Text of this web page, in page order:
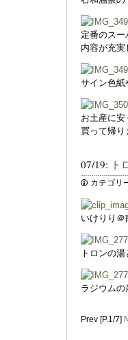
定番のスー
内容が充
サイン色紙
お土産に
買って帰り
07/19: ト
カテゴリ
いけりり＠
トロンの
ラジウム
Prev [P.1/7]